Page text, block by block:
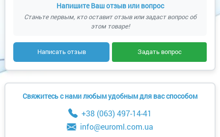
Напишите Ваш отзыв или вопрос
Станьте первым, кто оставит отзыв или задаст вопрос об
этом товаре!
Написать отзыв Задать вопрос
Свяжитесь с нами любым удобным для вас способом
+38 (063) 497-14-41
info@euroml.com.ua